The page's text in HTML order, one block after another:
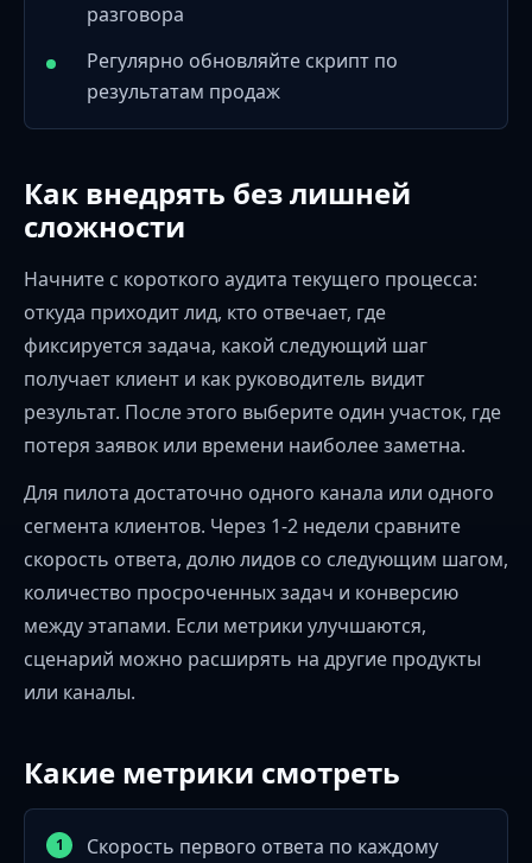
разговора
Регулярно обновляйте скрипт по
результатам продаж
Как внедрять без лишней
сложности
Начните с короткого аудита текущего процесса:
откуда приходит лид, кто отвечает, где
фиксируется задача, какой следующий шаг
получает клиент и как руководитель видит
результат. После этого выберите один участок, где
потеря заявок или времени наиболее заметна.
Для пилота достаточно одного канала или одного
сегмента клиентов. Через 1-2 недели сравните
скорость ответа, долю лидов со следующим шагом,
количество просроченных задач и конверсию
между этапами. Если метрики улучшаются,
сценарий можно расширять на другие продукты
или каналы.
Какие метрики смотреть
Скорость первого ответа по каждому